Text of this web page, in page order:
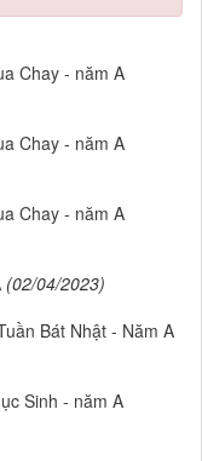
Chay - năm A
Chay - năm A
Chay - năm A
(02/04/2023)
Bát Nhật - Năm A
Sinh - năm A